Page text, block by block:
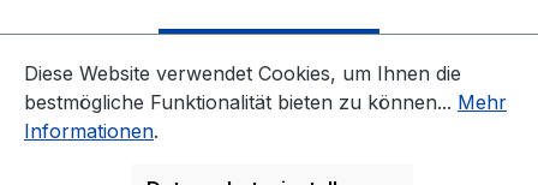
* Alle Preise inkl. gesetzl. Mehrwertsteuer zzgl.
Diese Website verwendet Cookies, um Ihnen die
bestmögliche Funktionalität bieten zu können... Mehr
Informationen.